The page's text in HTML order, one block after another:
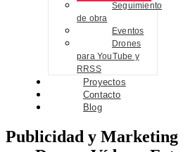
Seguimiento
de obra
Eventos
Drones
para YouTube y
RRSS
Proyectos
Contacto
Blog
Publicidad y Marketing